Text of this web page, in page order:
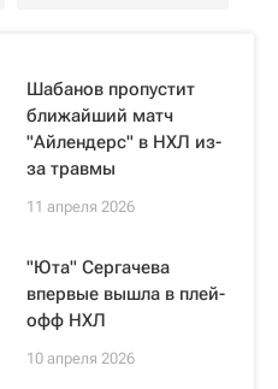
Шабанов пропустит
ближайший матч
"Айлендерс" в НХЛ из-
за травмы
11 апреля 2026
"Юта" Сергачева
впервые вышла в плей-
офф НХЛ
10 апреля 2026